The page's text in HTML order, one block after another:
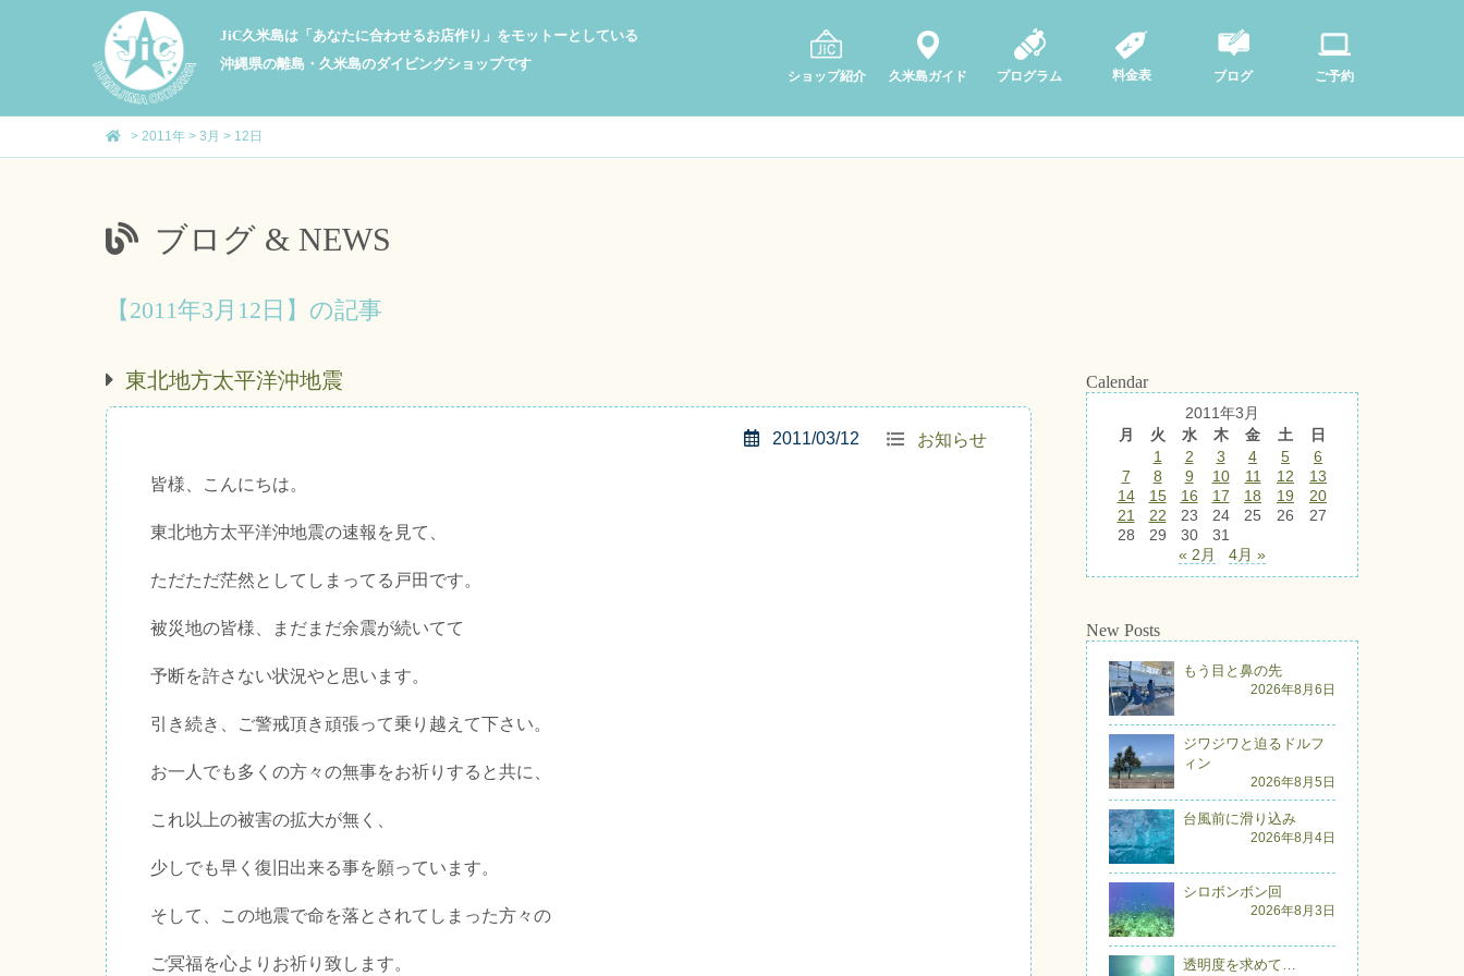
JiC久米島は「あなたに合わせるお店作り」をモットーとしている
沖縄県の離島・久米島のダイビングショップです
ショップ紹介 久米島ガイド プログラム 料金表 ブログ ご予約
> 2011年 > 3月 > 12日
ブログ & NEWS
【2011年3月12日】の記事
東北地方太平洋沖地震
お知らせ
2011/03/12
皆様、こんにちは。
東北地方太平洋沖地震の速報を見て、
ただただ茫然としてしまってる戸田です。
被災地の皆様、まだまだ余震が続いてて
予断を許さない状況やと思います。
引き続き、ご警戒頂き頑張って乗り越えて下さい。
お一人でも多くの方々の無事をお祈りすると共に、
これ以上の被害の拡大が無く、
少しでも早く復旧出来る事を願っています。
そして、この地震で命を落とされてしまった方々の
ご冥福を心よりお祈り致します。
Calendar
2011年3月
月
火 水 木 金 土
日
1
2 3 4 5
6
7
8 9 10 11 12
13
14
15 16 17 18 19
20
21
22 23 24 25 26
27
28
29 30
31
« 2月
4月 »
New Posts
もう目と鼻の先
2026年8月6日
ジワジワと迫るドルフ
ィン
2026年8月5日
台風前に滑り込み
2026年8月4日
シロボンボン回
2026年8月3日
透明度を求めて…